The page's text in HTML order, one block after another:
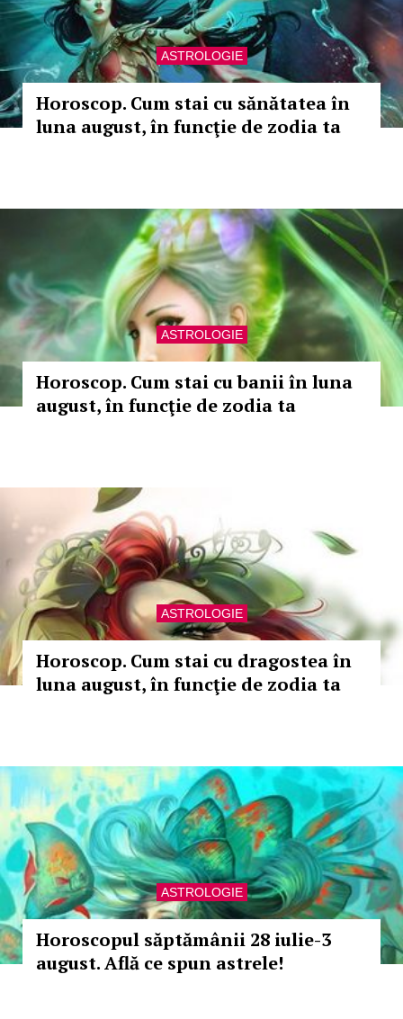
ASTROLOGIE
Horoscop. Cum stai cu sănătatea în
luna august, în funcţie de zodia ta
ASTROLOGIE
Horoscop. Cum stai cu banii în luna
august, în funcţie de zodia ta
ASTROLOGIE
Horoscop. Cum stai cu dragostea în
luna august, în funcţie de zodia ta
ASTROLOGIE
Horoscopul săptămânii 28 iulie-3
august. Află ce spun astrele!